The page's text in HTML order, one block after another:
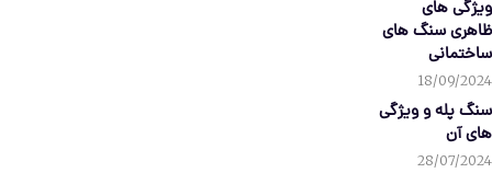
ویژگی های
ظاهری سنگ های
ساختمانی
18/09/2024
سنگ پله و ویژگی
های آن
28/07/2024